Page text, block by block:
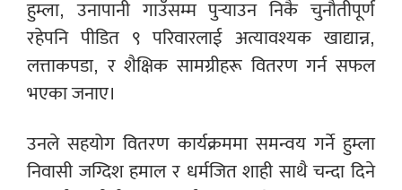
हुम्ला, उनापानी गाउँसम्म पुर्‍याउन निकै चुनौतीपूर्ण
रहेपनि पीडित ९ परिवारलाई अत्यावश्यक खाद्यान्न,
लत्ताकपडा, र शैक्षिक सामग्रीहरू वितरण गर्न सफल
भएका जनाए।
उनले सहयोग वितरण कार्यक्रममा समन्वय गर्ने हुम्ला
निवासी जग्दिश हमाल र धर्मजित शाही साथै चन्दा दिने